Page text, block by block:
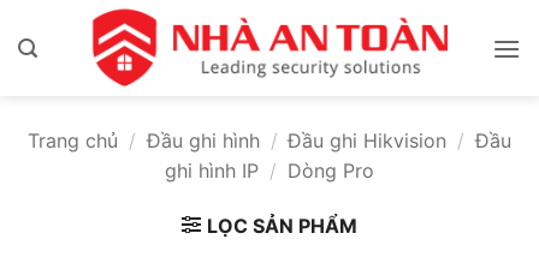
qua
Trang chủ / Đầu ghi hình / Đầu ghi Hikvision / Đầu
ghi hình IP / Dòng Pro
LỌC SẢN PHẨM